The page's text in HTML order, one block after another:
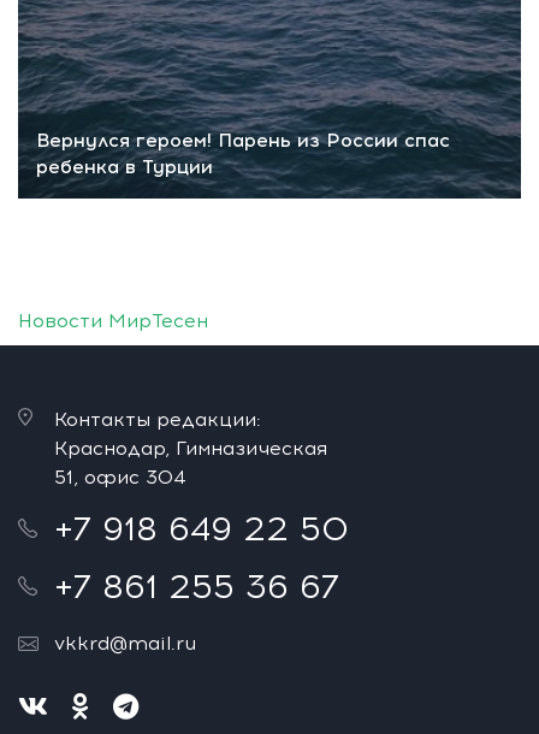
Вернулся героем! Парень из России спас
ребенка в Турции
Новости МирТесен
Контакты редакции:
Краснодар, Гимназическая
51, офис 304
+7 918 649 22 50
+7 861 255 36 67
vkkrd@mail.ru